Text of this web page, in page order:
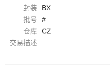
封装
BX
批号
#
仓库
CZ
交易描述